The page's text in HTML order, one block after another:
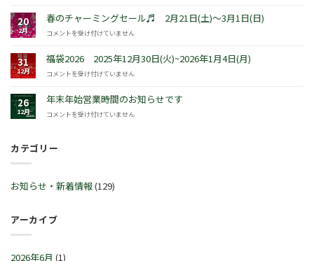
商
品
発
『ピ
ラ
ビ
™
ブ
レ
20
2月
春のチャーミングセール♬ 2月21日(土)～3月1日(日)
春
チ
ャ
ー
ン
ル
21
～
1
コメントを受け付けていません
31
12月
福袋2026 2025年12月30日(火)~2026年1月4日(月)
福
2026
2025
年
30
年
4
コメントを受け付けていません
26
12月
年末年始営業時間のお知らせです
年
始
お
知
で
コメントを受け付けていません
カテゴリー
お知らせ・新着情報(129)
アーカイブ
2026年6月 (1)